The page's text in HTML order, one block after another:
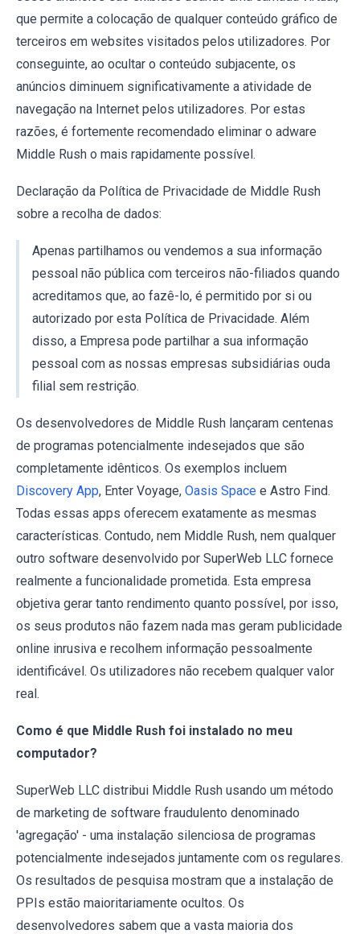
que permite a colocação de qualquer conteúdo gráfico de
terceiros em websites visitados pelos utilizadores. Por
conseguinte, ao ocultar o conteúdo subjacente, os
anúncios diminuem significativamente a atividade de
navegação na Internet pelos utilizadores. Por estas
razões, é fortemente recomendado eliminar o adware
Middle Rush o mais rapidamente possível.
Declaração da Política de Privacidade de Middle Rush
sobre a recolha de dados:
Apenas partilhamos ou vendemos a sua informação
pessoal não pública com terceiros não-filiados quando
acreditamos que, ao fazê-lo, é permitido por si ou
autorizado por esta Política de Privacidade. Além
disso, a Empresa pode partilhar a sua informação
pessoal com as nossas empresas subsidiárias ouda
filial sem restrição.
Os desenvolvedores de Middle Rush lançaram centenas
de programas potencialmente indesejados que são
completamente idênticos. Os exemplos incluem
Discovery App, Enter Voyage, Oasis Space e Astro Find.
Todas essas apps oferecem exatamente as mesmas
características. Contudo, nem Middle Rush, nem qualquer
outro software desenvolvido por SuperWeb LLC fornece
realmente a funcionalidade prometida. Esta empresa
objetiva gerar tanto rendimento quanto possível, por isso,
os seus produtos não fazem nada mas geram publicidade
online inrusiva e recolhem informação pessoalmente
identificável. Os utilizadores não recebem qualquer valor
real.
Como é que Middle Rush foi instalado no meu
computador?
SuperWeb LLC distribui Middle Rush usando um método
de marketing de software fraudulento denominado
'agregação' - uma instalação silenciosa de programas
potencialmente indesejados juntamente com os regulares.
Os resultados de pesquisa mostram que a instalação de
PPIs estão maioritariamente ocultos. Os
desenvolvedores sabem que a vasta maioria dos